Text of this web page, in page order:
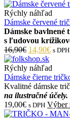
Rýchly náhľad
Dámske červené
Dámske bavlnené
s ľudovou
16,90€ 14,90€ s DPH
Rýchly náhľad
Dámske čierne
Kvalitné dámske
na ilustračné účely.
19,00€ s DPH Výber